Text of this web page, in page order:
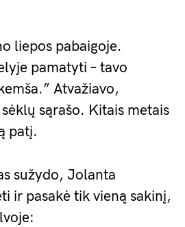
liepos pabaigoje.
pamatyti – tavo
Atvažiavo,
sąrašo. Kitais metais
patį.
sužydo, Jolanta
ir pasakė tik vieną sakinį,